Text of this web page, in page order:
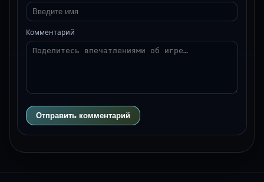
Комментарий
Отправить комментарий